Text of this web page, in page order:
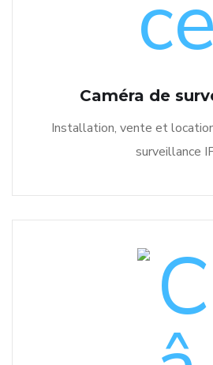
Caméra de
Installation, vente et
surveillance